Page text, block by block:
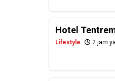
Hotel
Lifestyle 2 jam